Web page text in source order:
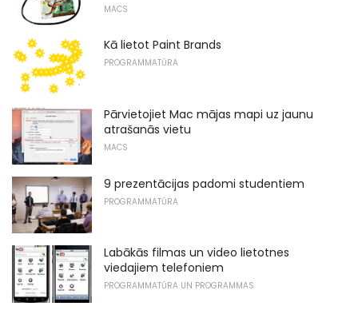
MACS
Kā lietot Paint Brands
PROGRAMMATŪRA
Pārvietojiet Mac mājas mapi uz jaunu
atrašanās vietu
MACS
9 prezentācijas padomi studentiem
PROGRAMMATŪRA
Labākās filmas un video lietotnes
viedajiem telefoniem
PROGRAMMATŪRA UN PROGRAMMAS